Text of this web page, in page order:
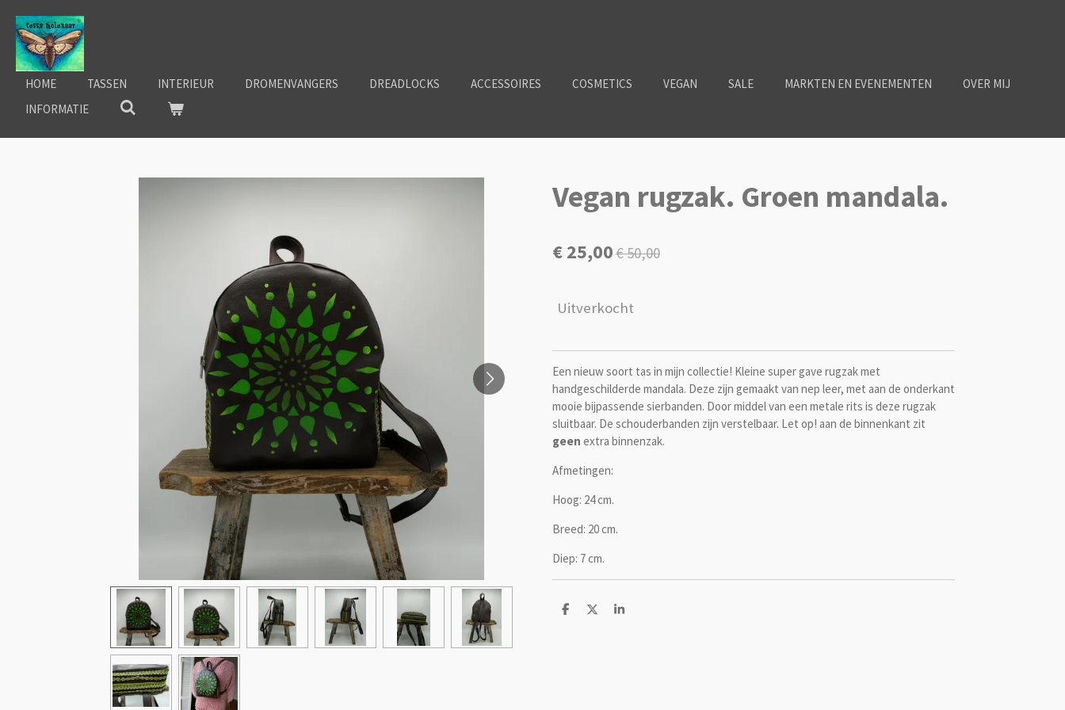
Ga
direct
naar
de
hoofdinhoud
HOME TASSEN INTERIEUR DROMENVANGERS DREADLOCKS ACCESSOIRES COSMETICS VEGAN SALE MARKTEN EN EVENEMENTEN
OVER MIJ
INFORMATIE
Vegan rugzak. Groen mandala.
€ 25,00€ 50,00
Uitverkocht
Een nieuw soort tas in mijn collectie! Kleine super gave rugzak met
handgeschilderde mandala. Deze zijn gemaakt van nep leer, met aan de onderkant
mooie bijpassende sierbanden. Door middel van een metale rits is deze rugzak
sluitbaar. De schouderbanden zijn verstelbaar. Let op! aan de binnenkant zit
geen extra binnenzak.
Afmetingen:
Hoog: 24 cm.
Breed: 20 cm.
Diep: 7 cm.
D
D
S